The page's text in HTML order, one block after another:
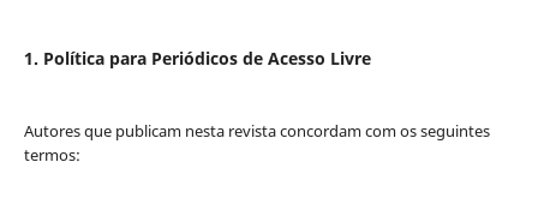
1. Política para Periódicos de Acesso Livre
Autores que publicam nesta revista concordam com os seguintes
termos: